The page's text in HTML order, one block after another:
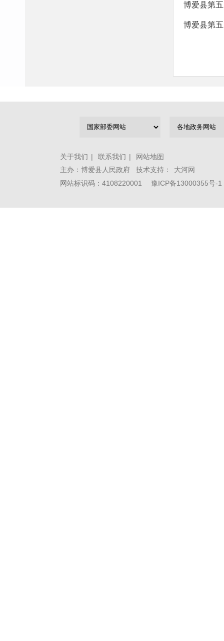
博爱县第
博爱县第
关于我们 | 联系我们 |
网站地图
主办：博爱县人民政府 技术支持：
大河网
网站标识码：4108220001
豫ICP备13000355号-1